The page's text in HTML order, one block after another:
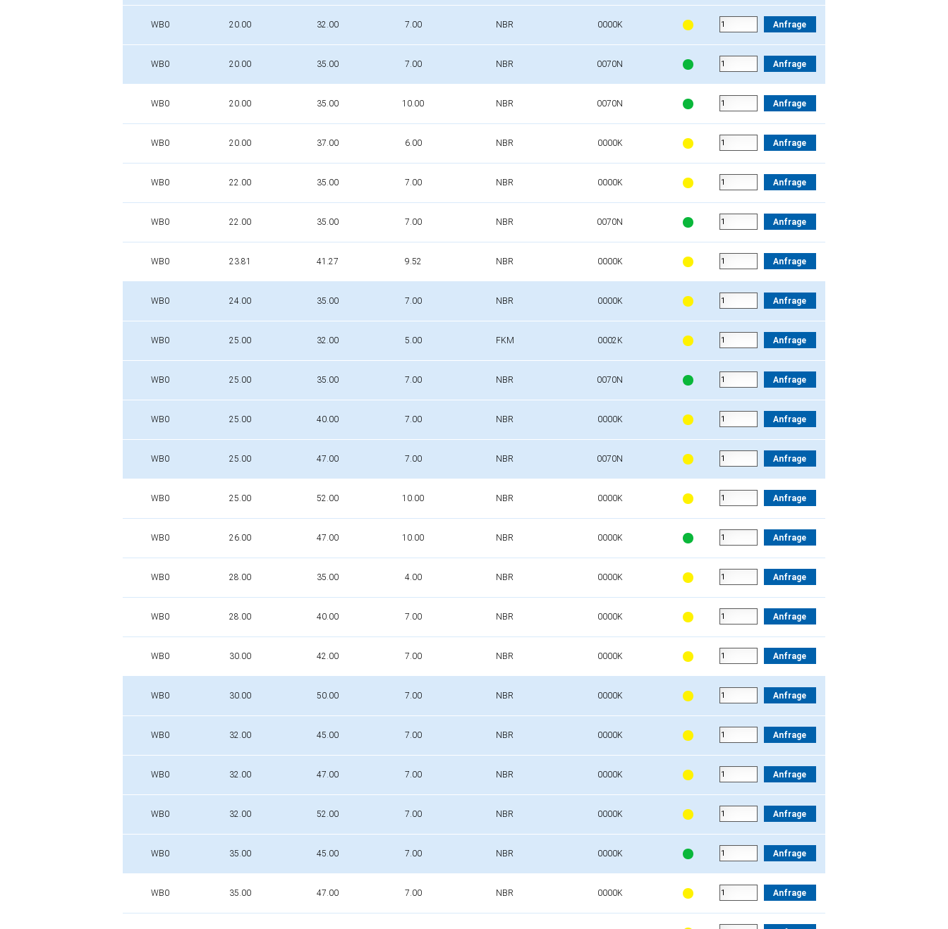
WB0 20.00 32.00 7.00 NBR 0000K Anfrage
WB0 20.00 35.00 7.00 NBR 0070N Anfrage
WB0 20.00 35.00 10.00 NBR 0070N Anfrage
WB0 20.00 37.00 6.00 NBR 0000K Anfrage
WB0 22.00 35.00 7.00 NBR 0000K Anfrage
WB0 22.00 35.00 7.00 NBR 0070N Anfrage
WB0 23.81 41.27 9.52 NBR 0000K Anfrage
WB0 24.00 35.00 7.00 NBR 0000K Anfrage
WB0 25.00 32.00 5.00 FKM 0002K Anfrage
WB0 25.00 35.00 7.00 NBR 0070N Anfrage
WB0 25.00 40.00 7.00 NBR 0000K Anfrage
WB0 25.00 47.00 7.00 NBR 0070N Anfrage
WB0 25.00 52.00 10.00 NBR 0000K Anfrage
WB0 26.00 47.00 10.00 NBR 0000K Anfrage
WB0 28.00 35.00 4.00 NBR 0000K Anfrage
WB0 28.00 40.00 7.00 NBR 0000K Anfrage
WB0 30.00 42.00 7.00 NBR 0000K Anfrage
WB0 30.00 50.00 7.00 NBR 0000K Anfrage
WB0 32.00 45.00 7.00 NBR 0000K Anfrage
WB0 32.00 47.00 7.00 NBR 0000K Anfrage
WB0 32.00 52.00 7.00 NBR 0000K Anfrage
WB0 35.00 45.00 7.00 NBR 0000K Anfrage
WB0 35.00 47.00 7.00 NBR 0000K Anfrage